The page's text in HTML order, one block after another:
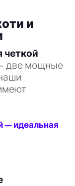
и
четкой
две мощные
— идеальная